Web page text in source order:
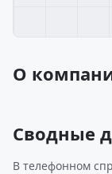
О
Сводные
В телефонном